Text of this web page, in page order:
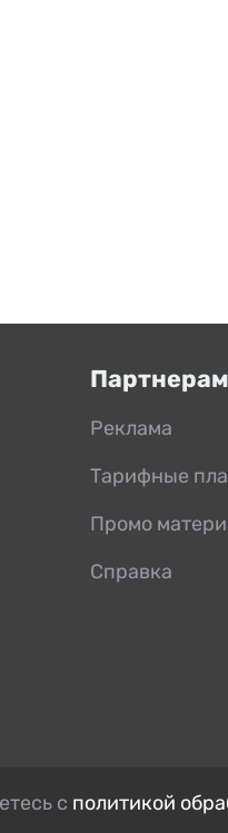
Партнерам
Реклама
Тарифные
Промо
Справка
с политикой